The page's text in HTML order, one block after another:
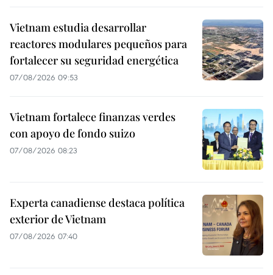
Vietnam estudia desarrollar
reactores modulares pequeños para
fortalecer su seguridad energética
07/08/2026 09:53
Vietnam fortalece finanzas verdes
con apoyo de fondo suizo
07/08/2026 08:23
Experta canadiense destaca política
exterior de Vietnam
07/08/2026 07:40